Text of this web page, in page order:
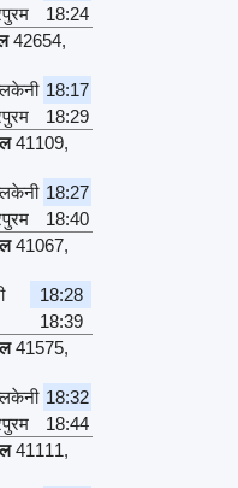
18:24
42654,
18:17
18:29
41109,
18:27
18:40
41067,
18:28
18:39
41575,
18:32
18:44
41111,